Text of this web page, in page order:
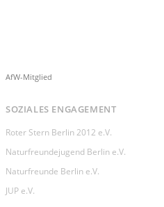
AfW-Mitglied
SOZIALES ENGAGEMENT
Roter Stern Berlin 2012 e.V.
Naturfreundejugend Berlin e.V.
Naturfreunde Berlin e.V.
JUP e.V.